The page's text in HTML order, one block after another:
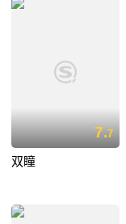
7.7
双瞳